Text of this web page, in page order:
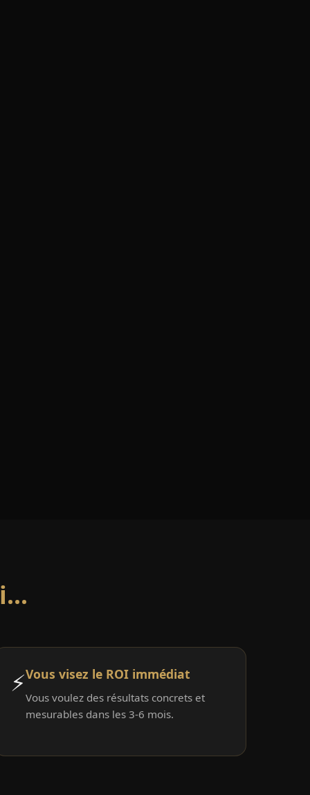
⚡Vous visez le ROI immédiat
Vous voulez des résultats concrets et
mesurables dans les 3-6 mois.